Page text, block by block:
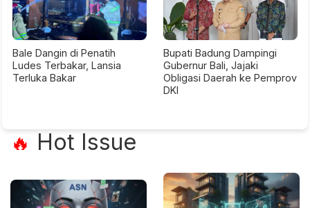
Bale Dangin di Penatih
Ludes Terbakar, Lansia
Terluka Bakar
Bupati Badung Dampingi
Gubernur Bali, Jajaki
Obligasi Daerah ke Pemprov
DKI
🔥 Hot Issue